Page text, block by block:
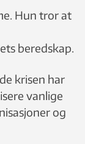
Hun tror at
beredskap.
krisen har
vanlige
og